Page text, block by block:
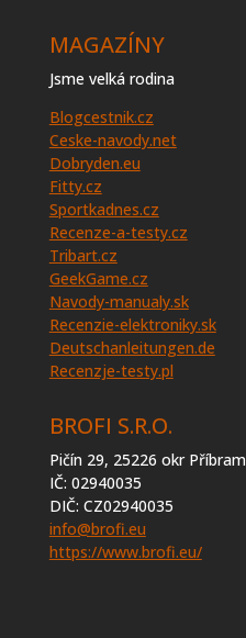
MAGAZÍNY
Jsme velká rodina
Blogcestnik.cz
Ceske-navody.net
Dobryden.eu
Fitty.cz
Sportkadnes.cz
Recenze-a-testy.cz
Tribart.cz
GeekGame.cz
Navody-manualy.sk
Recenzie-elektroniky.sk
Deutschanleitungen.de
Recenzje-testy.pl
BROFI S.R.O.
Pičín 29, 25226 okr Příbram
IČ: 02940035
DIČ: CZ02940035
info@brofi.eu
https://www.brofi.eu/